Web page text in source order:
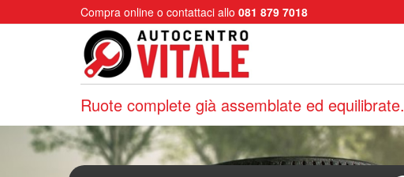
Compra online o contattaci allo 081 879 7018
Ruote complete già assemblate ed equilibrate.